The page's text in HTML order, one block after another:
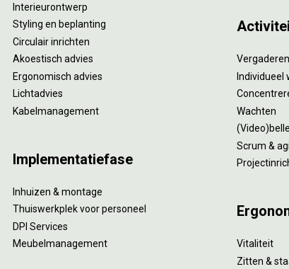
Interieurontwerp
Styling en beplanting
Circulair inrichten
Akoestisch advies
Ergonomisch advies
Lichtadvies
Kabelmanagement
Implementatiefase
Inhuizen & montage
Thuiswerkplek voor personeel
DPI Services
Meubelmanagement
Vergaderen
Individueel
Wachten
Scrum &
Vitaliteit
Zitten &